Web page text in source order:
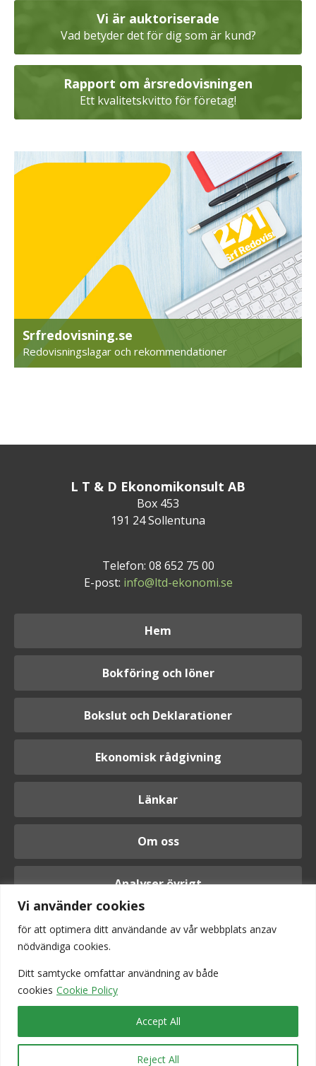
Vi använder cookies
för att optimera ditt användande av vår webbplats anzav
nödvändiga cookies.
Ditt samtycke omfattar användning av både
cookies Cookie Policy
Reject All
Accept All
Vi är auktoriserade
Vad betyder det för dig som är kund?
Rapport om årsredovisningen
Ett kvalitetskvitto för företag!
Srfredovisning.se
Redovisningslagar och rekommendationer
L T & D Ekonomikonsult AB
Box 453
191 24 Sollentuna
Telefon: 08 652 75 00
E-post: info@ltd-ekonomi.se
Hem
Bokföring och löner
Bokslut och Deklarationer
Ekonomisk rådgivning
Länkar
Om oss
Analyser övrigt